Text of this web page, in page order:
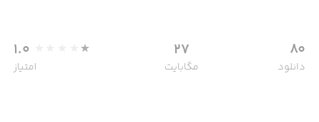
80
دانلود
27
مگابایت
1.0
امتیاز